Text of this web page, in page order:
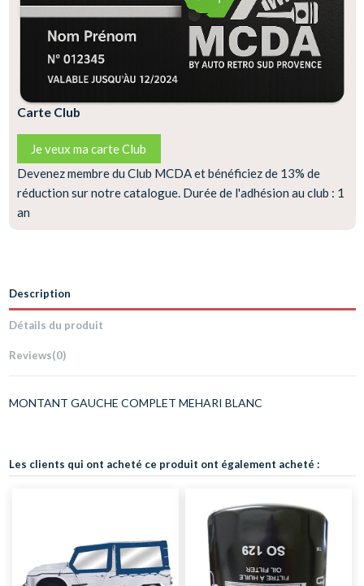
Carte Club
Je veux ma carte Club
Devenez membre du Club MCDA et bénéficiez de 13% de
réduction sur notre catalogue. Durée de l'adhésion au club : 1
an
Description
Détails du produit
Reviews(0)
MONTANT GAUCHE COMPLET MEHARI BLANC
Les clients qui ont acheté ce produit ont également acheté :